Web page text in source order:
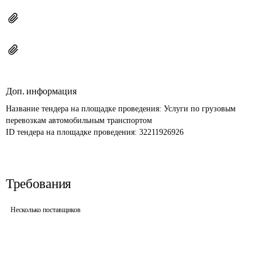
Доп. информация
Название тендера на площадке проведения: Услуги по грузовым
перевозкам автомобильным транспортом
ID тендера на площадке проведения: 32211926926
Требования
Несколько поставщиков